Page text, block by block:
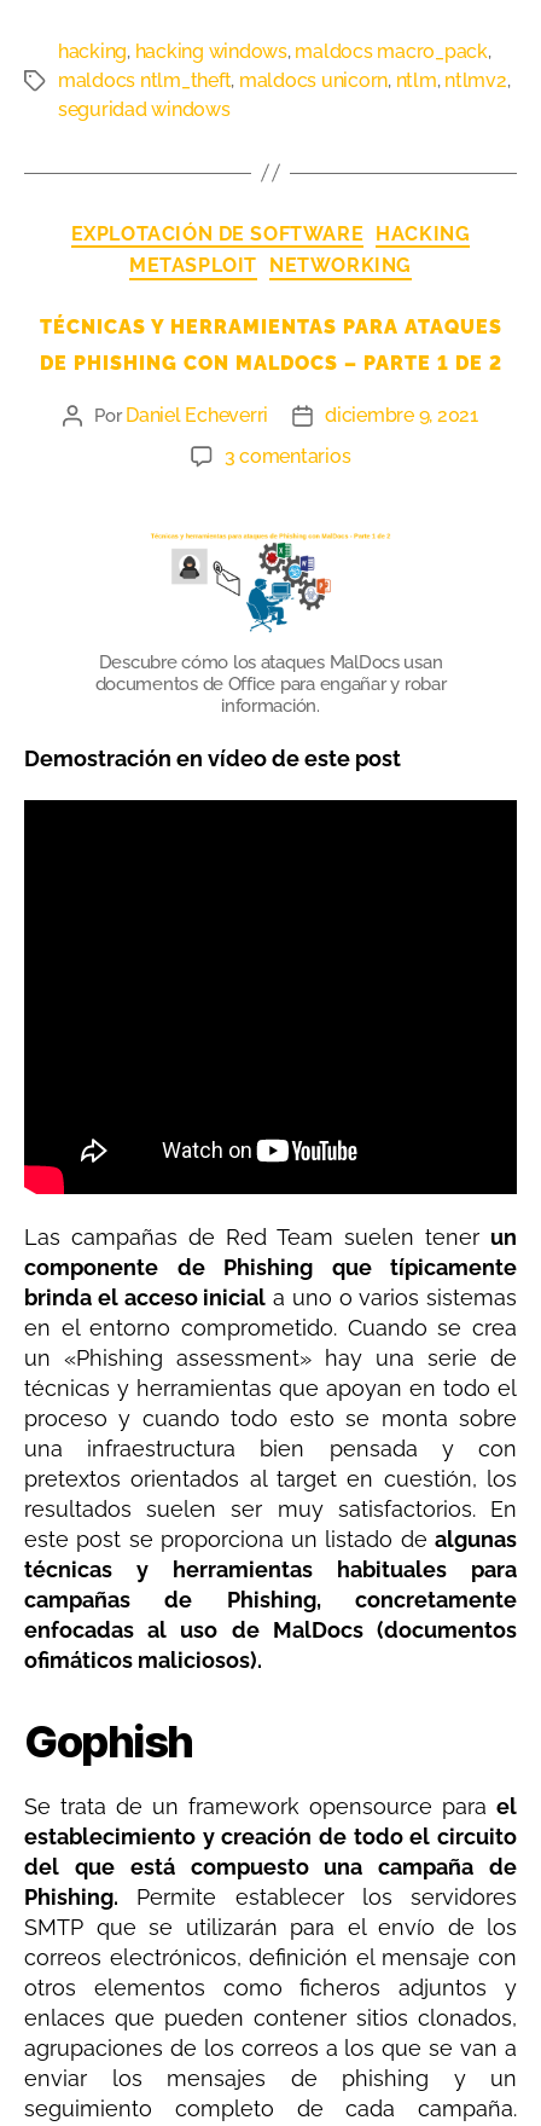
hacking, hacking windows, maldocs macro_pack,
maldocs ntlm_theft, maldocs unicorn, ntlm, ntlmv2,
seguridad windows
EXPLOTACIÓN DE SOFTWARE
HACKING
METASPLOIT
NETWORKING
TÉCNICAS Y HERRAMIENTAS PARA ATAQUES
DE PHISHING CON MALDOCS – PARTE 1 DE 2
PorDaniel Echeverri
diciembre 9, 2021
3 comentarios
Descubre cómo los ataques MalDocs usan
documentos de Office para engañar y robar
información.
Demostración en vídeo de este post
Las campañas de Red Team suelen tener un
componente de Phishing que típicamente
brinda el acceso inicial a uno o varios sistemas
en el entorno comprometido. Cuando se crea
un «Phishing assessment» hay una serie de
técnicas y herramientas que apoyan en todo el
proceso y cuando todo esto se monta sobre
una infraestructura bien pensada y con
pretextos orientados al target en cuestión, los
resultados suelen ser muy satisfactorios. En
este post se proporciona un listado de algunas
técnicas y herramientas habituales para
campañas de Phishing, concretamente
enfocadas al uso de MalDocs (documentos
ofimáticos maliciosos).
Gophish
Se trata de un framework opensource para el
establecimiento y creación de todo el circuito
del que está compuesto una campaña de
Phishing. Permite establecer los servidores
SMTP que se utilizarán para el envío de los
correos electrónicos, definición el mensaje con
otros elementos como ficheros adjuntos y
enlaces que pueden contener sitios clonados,
agrupaciones de los correos a los que se van a
enviar los mensajes de phishing y un
seguimiento completo de cada campaña.